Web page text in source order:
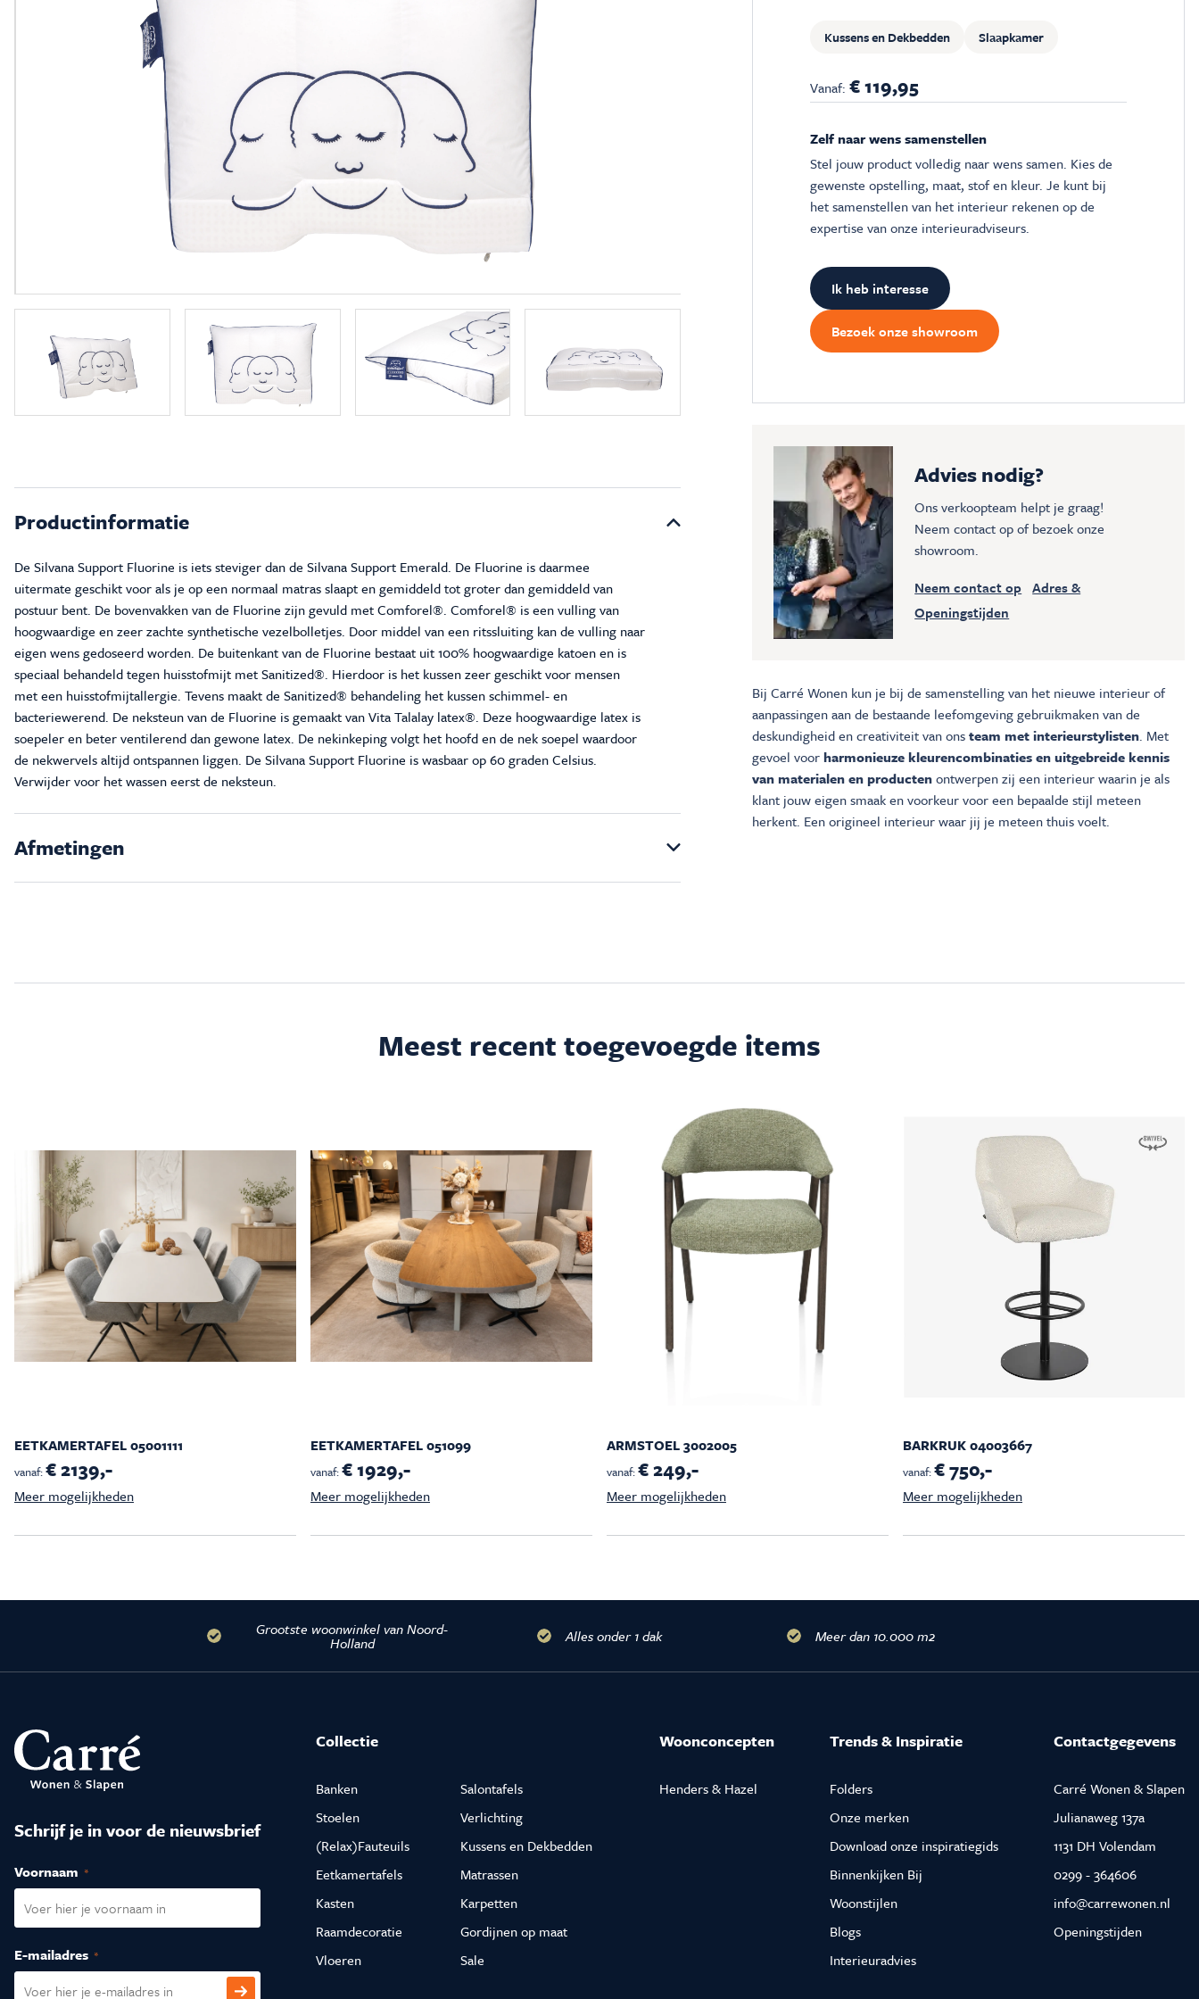
Stalen binnendeuren
Stalen binnendeuren
Verlichting
Productinformatie
De Silvana Support Fluorine is iets steviger dan de Silvana Support Emerald. De Fluorine is daarmee
uitermate geschikt voor als je op een normaal matras slaapt en gemiddeld tot groter dan gemiddeld van
postuur bent. De bovenvakken van de Fluorine zijn gevuld met Comforel®. Comforel® is een vulling van
hoogwaardige en zeer zachte synthetische vezelbolletjes. Door middel van een ritssluiting kan de vulling naar
eigen wens gedoseerd worden. De buitenkant van de Fluorine bestaat uit 100% hoogwaardige katoen en is
speciaal behandeld tegen huisstofmijt met Sanitized®. Hierdoor is het kussen zeer geschikt voor mensen
met een huisstofmijtallergie. Tevens maakt de Sanitized® behandeling het kussen schimmel- en
bacteriewerend. De neksteun van de Fluorine is gemaakt van Vita Talalay latex®. Deze hoogwaardige latex is
soepeler en beter ventilerend dan gewone latex. De nekinkeping volgt het hoofd en de nek soepel waardoor
de nekwervels altijd ontspannen liggen. De Silvana Support Fluorine is wasbaar op 60 graden Celsius.
Verwijder voor het wassen eerst de neksteun.
Afmetingen
Kussens en Dekbedden Slaapkamer
Vanaf:€ 119,95
Zelf naar wens samenstellen
Stel jouw product volledig naar wens samen. Kies de
gewenste opstelling, maat, stof en kleur. Je kunt bij
het samenstellen van het interieur rekenen op de
expertise van onze interieuradviseurs.
Ik heb interesse
Bezoek onze showroom
Advies nodig?
Ons verkoopteam helpt je graag!
Neem contact op of bezoek onze
showroom.
Neem contact op Adres &
Openingstijden
Bij Carré Wonen kun je bij de samenstelling van het nieuwe interieur of
aanpassingen aan de bestaande leefomgeving gebruikmaken van de
deskundigheid en creativiteit van onsteam met interieurstylisten. Met
gevoel voorharmonieuze kleurencombinaties en uitgebreide kennis
van materialen en productenontwerpen zij een interieur waarin je als
klant jouw eigen smaak en voorkeur voor een bepaalde stijl meteen
herkent. Een origineel interieur waar jij je meteen thuis voelt.
Meest recent toegevoegde items
EETKAMERTAFEL 05001111
vanaf:€ 2139,-
Meer mogelijkheden
EETKAMERTAFEL 051099
vanaf:€ 1929,-
Meer mogelijkheden
ARMSTOEL 3002005
vanaf:€ 249,-
Meer mogelijkheden
BARKRUK 04003667
vanaf:€ 750,-
Meer mogelijkheden
Grootste woonwinkel van Noord-
Holland Alles onder 1 dak Meer dan 10.000 m2
Schrijf je in voor de nieuwsbrief
Voornaam (Vereist)
E-mailadres (Vereist)
Collectie
Banken
Stoelen
(Relax)Fauteuils
Eetkamertafels
Kasten
Raamdecoratie
Vloeren
Salontafels
Verlichting
Kussens en Dekbedden
Matrassen
Karpetten
Gordijnen op maat
Sale
Woonconcepten
Henders & Hazel
Trends & Inspiratie
Folders
Onze merken
Download onze inspiratiegids
Binnenkijken Bij
Woonstijlen
Blogs
Interieuradvies
Contactgegevens
Carré Wonen & Slapen
Julianaweg 137a
1131 DH Volendam
0299 - 364606
info@carrewonen.nl
Openingstijden